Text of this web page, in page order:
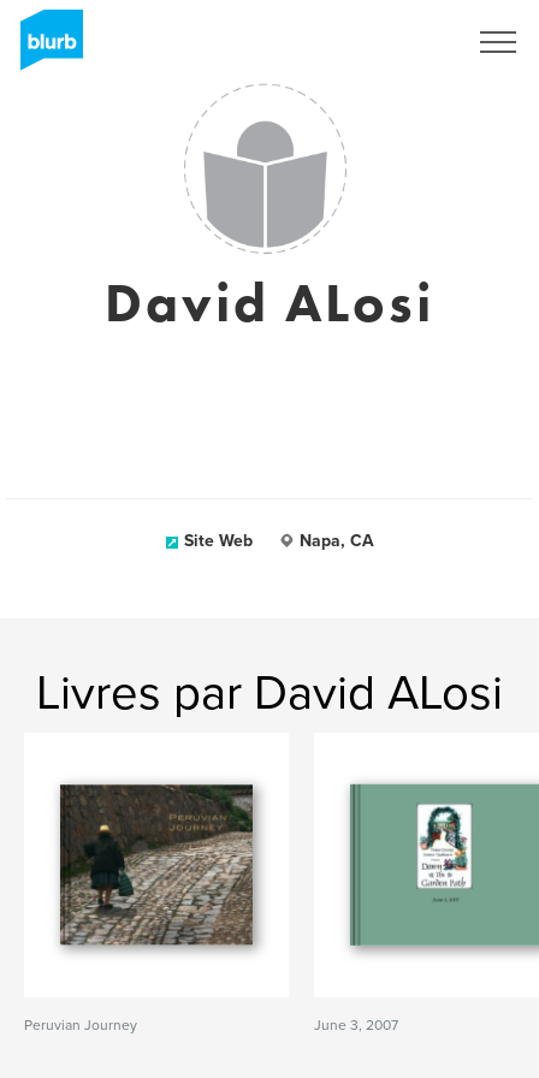
David ALosi
Site Web Napa, CA
Livres par David ALosi
Peruvian Journey June 3, 2007